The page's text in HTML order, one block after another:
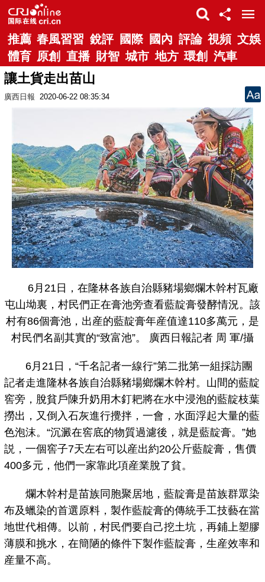
推薦 春風習習 銳評 國際 國內 評論 視頻 文娛
體育 原創 直播 財智 城市 地方 環創 汽車
讓土貨走出苗山
廣西日報 2020-06-22 08:35:34
6月21日，在隆林各族自治縣豬場鄉爛木幹村瓦廠
屯山坳裏，村民們正在膏池旁查看藍靛膏發酵情況。該
村有86個膏池，出産的藍靛膏年産值達110多萬元，是
村民們名副其實的“致富池”。 廣西日報記者 周 軍/攝
6月21日，“千名記者一線行”第二批第一組採訪團
記者走進隆林各族自治縣豬場鄉爛木幹村。山間的藍靛
窖旁，脫貧戶陳升奶用木釘耙將在水中浸泡的藍靛枝葉
撈出，又倒入石灰進行攪拌，一會，水面浮起大量的藍
色泡沫。“沉澱在窖底的物質過濾後，就是藍靛膏。”她
説，一個窖子7天左右可以産出約20公斤藍靛膏，售價
400多元，他們一家靠此項産業脫了貧。
爛木幹村是苗族同胞聚居地，藍靛膏是苗族群眾染
布及蠟染的首選原料，製作藍靛膏的傳統手工技藝在當
地世代相傳。以前，村民們要自己挖土坑，再鋪上塑膠
薄膜和挑水，在簡陋的條件下製作藍靛膏，生産效率和
産量不高。